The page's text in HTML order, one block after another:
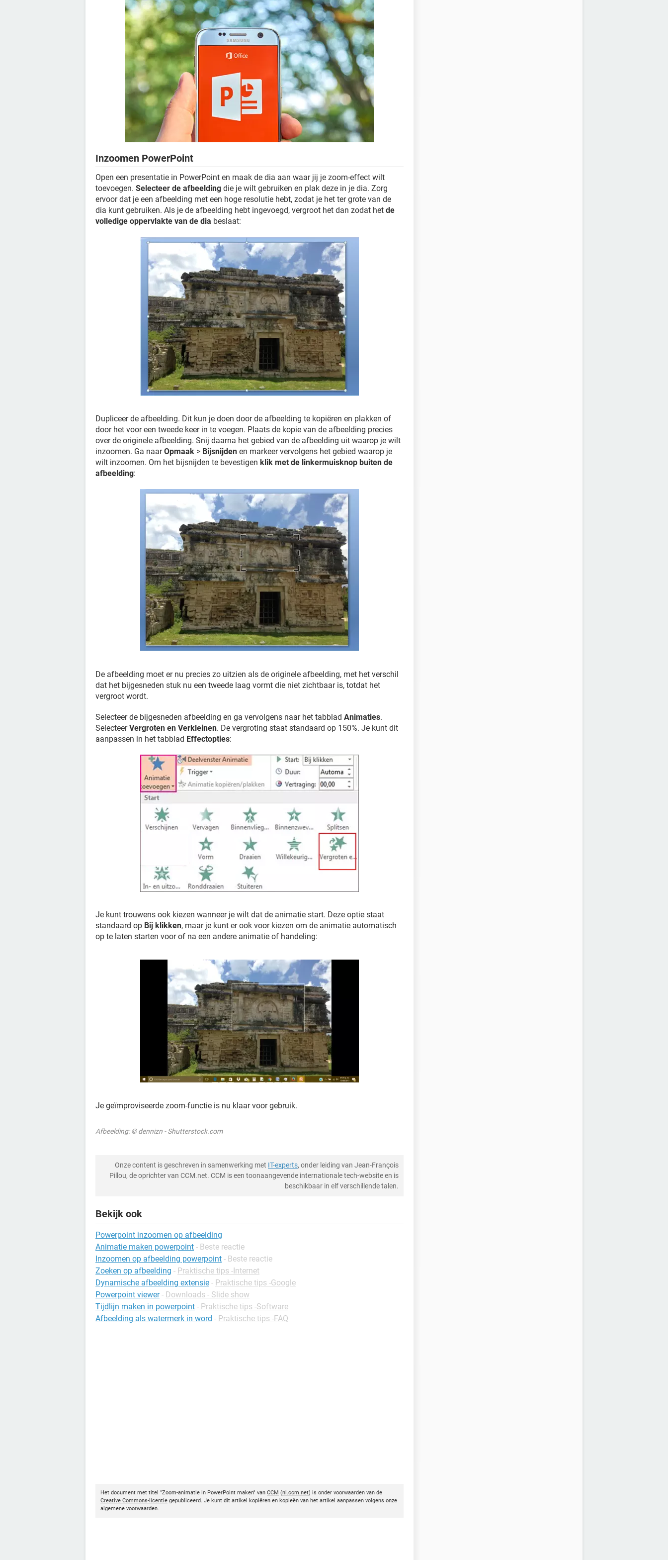
Inzoomen PowerPoint
Open een presentatie in PowerPoint en maak de dia aan waar jij je zoom-effect wilt
toevoegen. Selecteer de afbeelding die je wilt gebruiken en plak deze in je dia. Zorg
ervoor dat je een afbeelding met een hoge resolutie hebt, zodat je het ter grote van de
dia kunt gebruiken. Als je de afbeelding hebt ingevoegd, vergroot het dan zodat het de
volledige oppervlakte van de dia beslaat:
Dupliceer de afbeelding. Dit kun je doen door de afbeelding te kopiëren en plakken of
door het voor een tweede keer in te voegen. Plaats de kopie van de afbeelding precies
over de originele afbeelding. Snij daarna het gebied van de afbeelding uit waarop je wilt
inzoomen. Ga naarOpmaak > Bijsnijden en markeer vervolgens het gebied waarop je
wilt inzoomen. Om het bijsnijden te bevestigen klik met de linkermuisknop buiten de
afbeelding:
De afbeelding moet er nu precies zo uitzien als de originele afbeelding, met het verschil
dat het bijgesneden stuk nu een tweede laag vormt die niet zichtbaar is, totdat het
vergroot wordt.
Selecteer de bijgesneden afbeelding en ga vervolgens naar het tabblad Animaties.
SelecteerVergroten en Verkleinen. De vergroting staat standaard op 150%. Je kunt dit
aanpassen in het tabblad Effectopties:
Je kunt trouwens ook kiezen wanneer je wilt dat de animatie start. Deze optie staat
standaard op Bij klikken, maar je kunt er ook voor kiezen om de animatie automatisch
op te laten starten voor of na een andere animatie of handeling:
Je geïmproviseerde zoom-functie is nu klaar voor gebruik.
Afbeelding: © dennizn - Shutterstock.com
Onze content is geschreven in samenwerking met IT-experts, onder leiding van Jean-François
Pillou, de oprichter van CCM.net. CCM is een toonaangevende internationale tech-website en is
beschikbaar in elf verschillende talen.
Bekijk ook
Powerpoint inzoomen op afbeelding
Animatie maken powerpoint - Beste reactie
Inzoomen op afbeelding powerpoint - Beste reactie
Zoeken op afbeelding - Praktische tips -Internet
Dynamische afbeelding extensie - Praktische tips -Google
Powerpoint viewer - Downloads - Slide show
Tijdlijn maken in powerpoint - Praktische tips -Software
Afbeelding als watermerk in word - Praktische tips -FAQ
Het document met titel "Zoom-animatie in PowerPoint maken" van CCM (nl.ccm.net) is onder voorwaarden van de
Creative Commons-licentie gepubliceerd. Je kunt dit artikel kopiëren en kopieën van het artikel aanpassen volgens onze
algemene voorwaarden.